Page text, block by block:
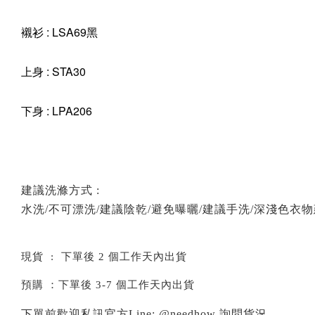
襯衫 : LSA69黑
上身 : STA30
下身 : LPA206
建議洗滌方式 :
水洗/不可漂洗/建議陰乾/避免曝曬/建議手洗/深淺色衣
現貨 : 下單後 2 個工作天內出貨
預購 ：下單後 3-7 個工作天內出貨